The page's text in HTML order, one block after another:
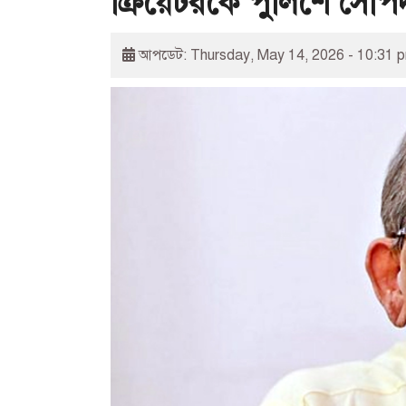
আপডেট: Thursday, May 14, 2026 - 10:31